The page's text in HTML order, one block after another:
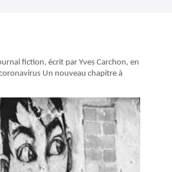
fiction, écrit par Yves Carchon, en
Un nouveau chapitre à